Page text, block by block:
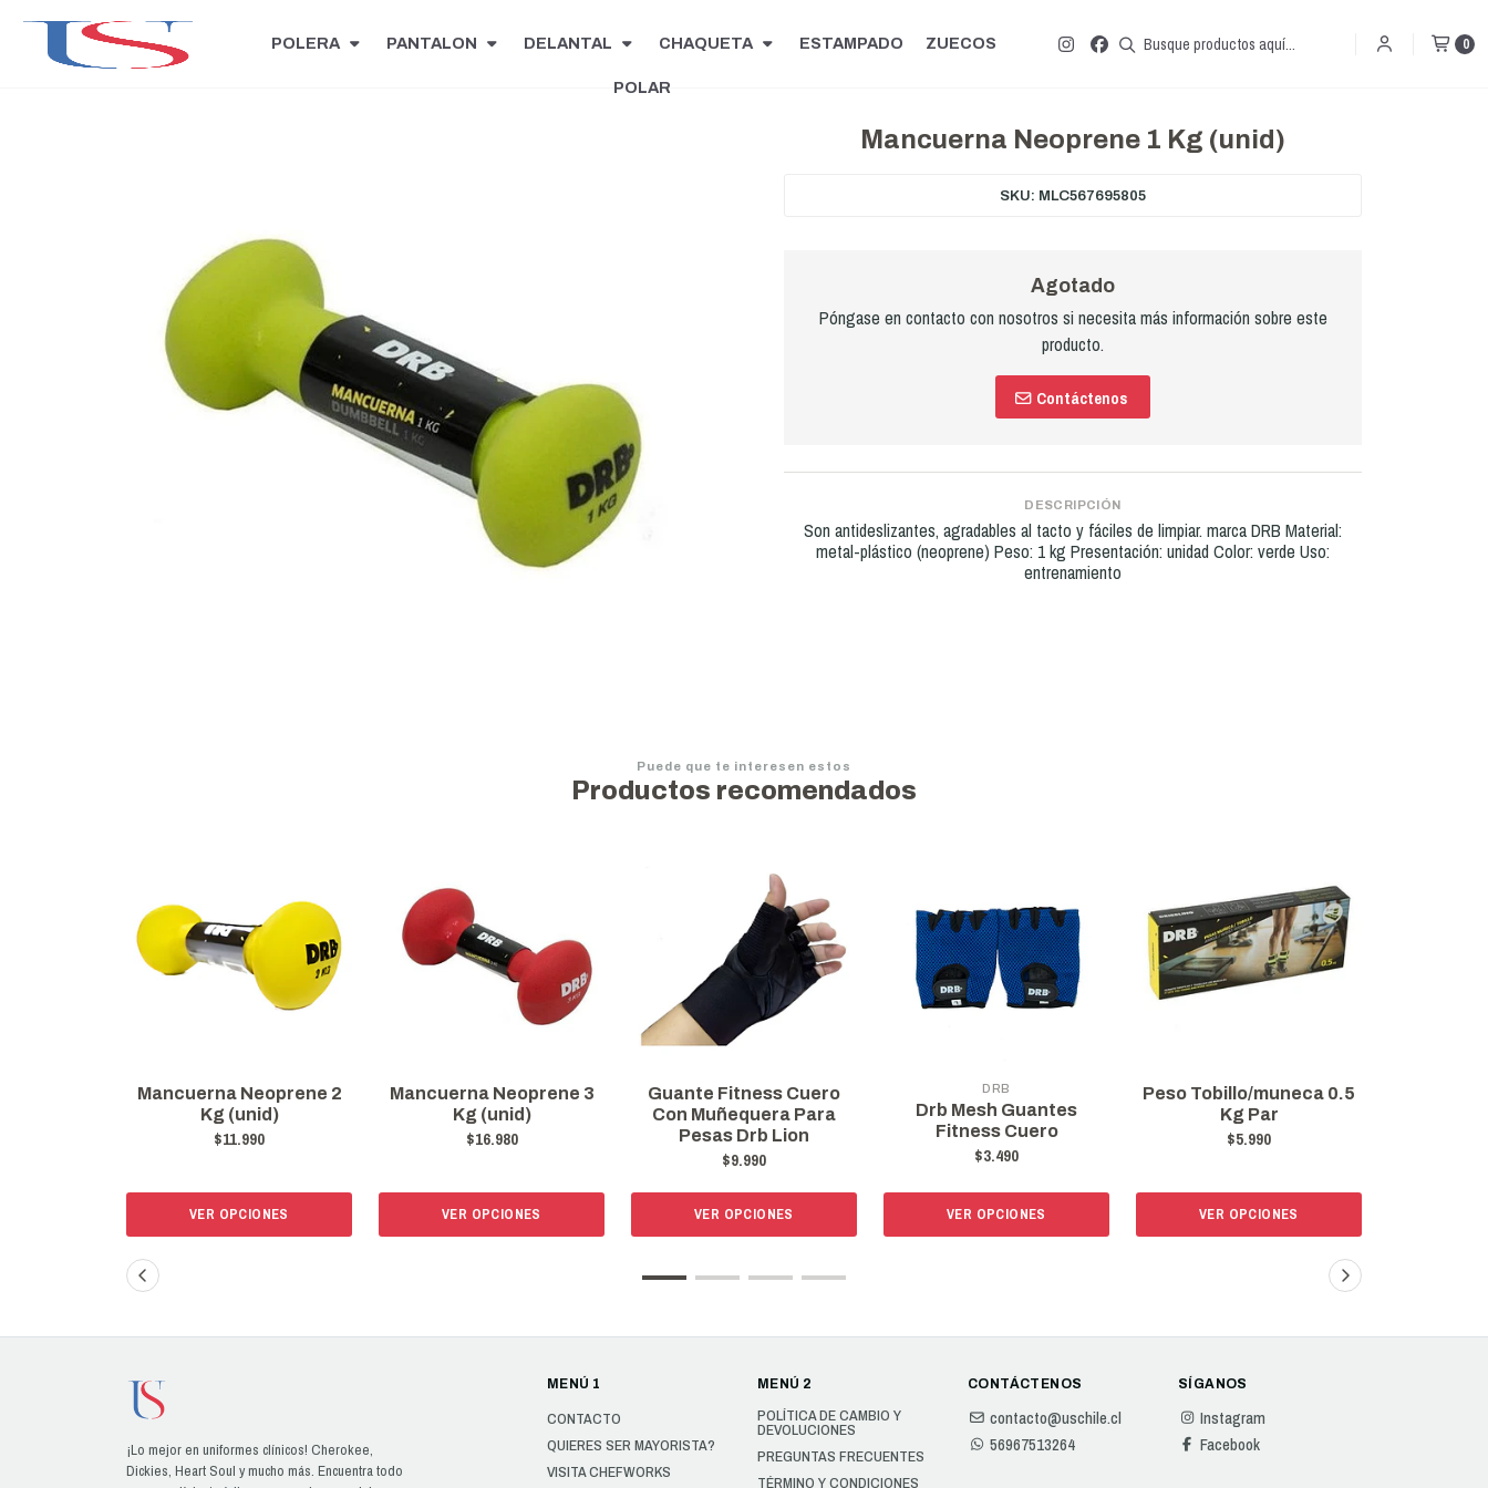
POLERA PANTALON DELANTAL CHAQUETA ESTAMPADO ZUECOS
POLAR
0
Mancuerna Neoprene 1 Kg (unid)
SKU: MLC567695805
Agotado
Póngase en contacto con nosotros si necesita más información sobre este
producto.
Contáctenos
DESCRIPCIÓN
Son antideslizantes, agradables al tacto y fáciles de limpiar. marca DRB Material:
metal-plástico (neoprene) Peso: 1 kg Presentación: unidad Color: verde Uso:
entrenamiento
Puede que te interesen estos
Productos recomendados
Mancuerna Neoprene 2
Kg (unid)
$11.990
VER OPCIONES
Mancuerna Neoprene 3
Kg (unid)
$16.980
VER OPCIONES
Guante Fitness Cuero
Con Muñequera Para
Pesas Drb Lion
$9.990
VER OPCIONES
DRB
Drb Mesh Guantes
Fitness Cuero
$3.490
VER OPCIONES
Peso Tobillo/muneca 0.5
Kg Par
$5.990
VER OPCIONES
¡Lo mejor en uniformes clínicos! Cherokee,
Dickies, Heart Soul y mucho más. Encuentra todo
MENÚ 1
CONTACTO
QUIERES SER MAYORISTA?
VISITA CHEFWORKS
MENÚ 2
POLÍTICA DE CAMBIO Y
DEVOLUCIONES
PREGUNTAS FRECUENTES
TÉRMINO Y CONDICIONES
CONTÁCTENOS
contacto@uschile.cl
56967513264
SÍGANOS
Instagram
Facebook